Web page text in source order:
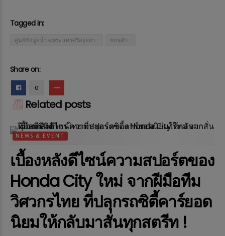
Tagged in:
ศูนย์ข้อมูลน้ำ จ.พระนครศรีอยุธยา ฮอนด้า
Share on:
0
Related posts
NEWS & EVENT
เบื้องหลังดีไซน์ความสปอร์ตของ
Honda City ใหม่ จากฝีมือทีม
วิศวกรไทย ที่ปลุกรถซิตี้คาร์ยอด
นิยมให้กลับมาสั่นทุกสตรีท !